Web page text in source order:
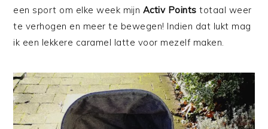
een sport om elke week mijn Activ Points totaal weer
te verhogen en meer te bewegen! Indien dat lukt mag
ik een lekkere caramel latte voor mezelf maken.